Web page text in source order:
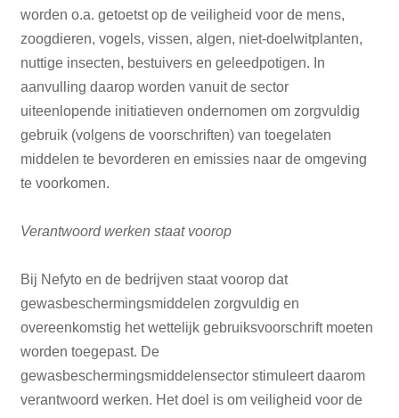
worden o.a. getoetst op de veiligheid voor de mens,
zoogdieren, vogels, vissen, algen, niet-doelwitplanten,
nuttige insecten, bestuivers en geleedpotigen. In
aanvulling daarop worden vanuit de sector
uiteenlopende initiatieven ondernomen om zorgvuldig
gebruik (volgens de voorschriften) van toegelaten
middelen te bevorderen en emissies naar de omgeving
te voorkomen.
Verantwoord werken staat voorop
Bij Nefyto en de bedrijven staat voorop dat
gewasbeschermingsmiddelen zorgvuldig en
overeenkomstig het wettelijk gebruiksvoorschrift moeten
worden toegepast. De
gewasbeschermingsmiddelensector stimuleert daarom
verantwoord werken. Het doel is om veiligheid voor de